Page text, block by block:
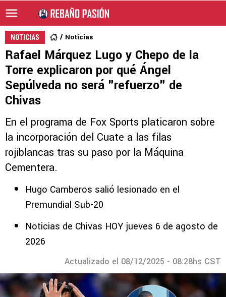
NOTICIAS Noticias
Rafael Márquez Lugo y Chepo de la
Torre explicaron por qué Ángel
Sepúlveda no será "refuerzo" de
Chivas
En el programa de Fox Sports platicaron sobre
la incorporación del Cuate a las filas
rojiblancas tras su paso por la Máquina
Cementera.
Hugo Camberos salió lesionado en el
Premundial Sub-20
Noticias de Chivas HOY jueves 6 de agosto de
2026
Actualizado el 08/12/2025 - 08:28hs CST